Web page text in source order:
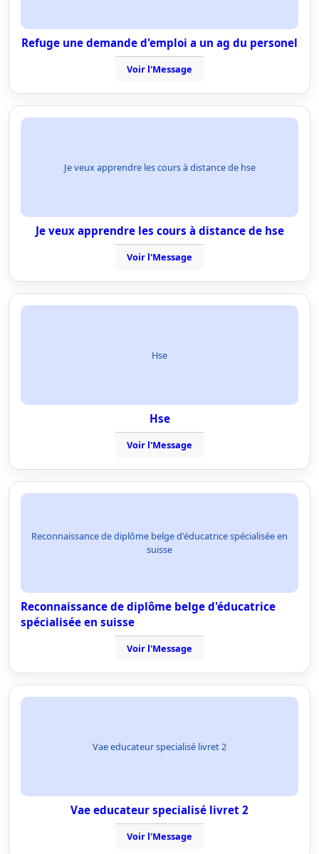
Refuge une demande d'emploi a un ag du personel
Voir l'Message
Je veux apprendre les cours à distance de hse
Je veux apprendre les cours à distance de hse
Voir l'Message
Hse
Hse
Voir l'Message
Reconnaissance de diplôme belge d'éducatrice spécialisée en
suisse
Reconnaissance de diplôme belge d'éducatrice
spécialisée en suisse
Voir l'Message
Vae educateur specialisé livret 2
Vae educateur specialisé livret 2
Voir l'Message